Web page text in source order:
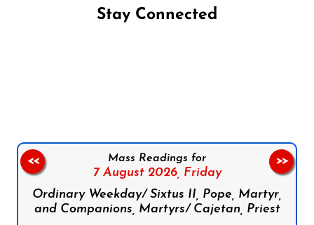
Stay Connected
Mass Readings for
7 August 2026, Friday
Ordinary Weekday/ Sixtus II, Pope, Martyr,
and Companions, Martyrs/ Cajetan, Priest
<< >>